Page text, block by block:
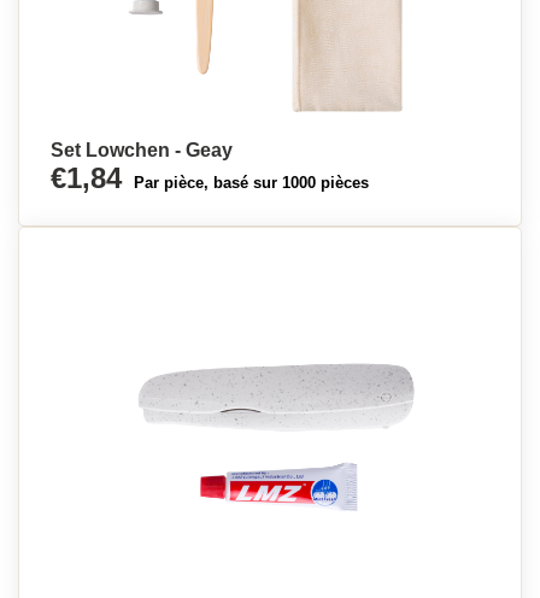
Set Lowchen - Geay
€1,84 Par pièce, basé sur 1000 pièces